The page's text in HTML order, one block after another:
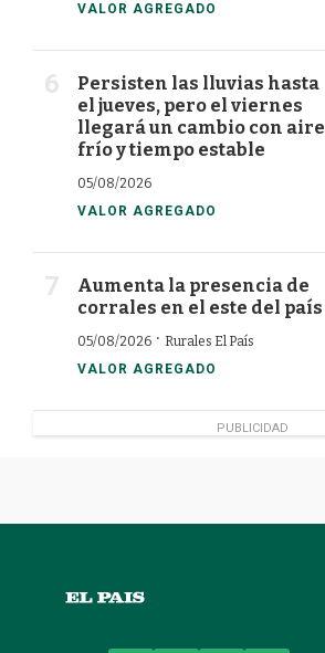
VALOR AGREGADO
Persisten las lluvias hasta
el jueves, pero el viernes
llegará un cambio con aire
frío y tiempo estable
05/08/2026
VALOR AGREGADO
Aumenta la presencia de
corrales en el este del país
05/08/2026 · Rurales El País
VALOR AGREGADO
PUBLICIDAD